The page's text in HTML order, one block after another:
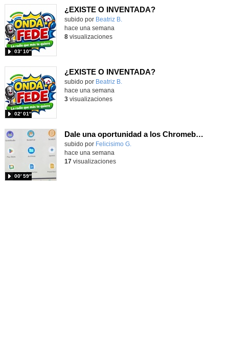
¿EXISTE O INVENTADA?
Contenido educativo.
subido por Beatriz B.
03′ 10″
hace una semana
8visualizaciones
¿EXISTE O INVENTADA?
Contenido educativo.
subido por Beatriz B.
02′ 01″
hace una semana
3visualizaciones
Dale una oportunidad a los Chromebooks y utiliza un proyector para realizar talleres si no tienes pantallas táctiles
Contenido educativo.
subido por Felicisimo G.
00′ 59″
hace una semana
17 visualizaciones